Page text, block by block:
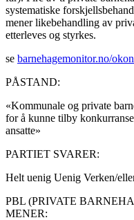
systematiske
mener likebehandling av
etterleves og styrkes.
se barnehagemonitor.no/
PÅSTAND:
«Kommunale og private
for å kunne tilby
ansatte»
PARTIET SVARER:
Helt uenig Uenig Verken/
PBL (PRIVATE
MENER: